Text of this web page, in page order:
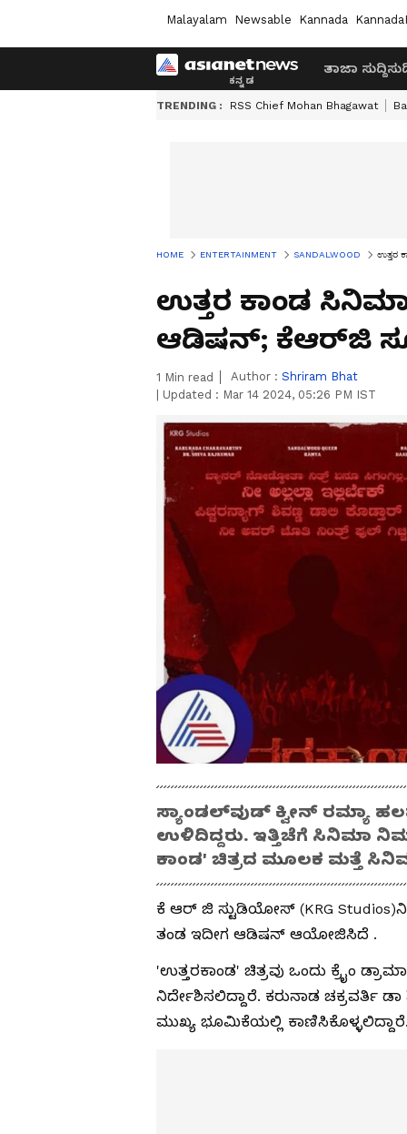
Malayalam Newsable Kannada
ತಾಜಾ ಸುದ್ದಿ
TRENDING : RSS Chief Mohan Bhagawat
HOME ENTERTAINMENT SANDALWOOD ಉತ್ತರ
ಉತ್ತರ ಕಾಂಡ
ಆಡಿಷನ್‌; ಕೆಆರ್‌ಜಿ
1 Min read Author : Shriram Bhat
Updated : Mar 14 2024, 05:26 PM IST
ಸ್ಯಾಂಡಲ್‌ವುಡ್ ಕ್ವೀನ್ ರಮ್ಯಾ
ಉಳಿದಿದ್ದರು. ಇತ್ತಿಚೆಗೆ ಸಿನಿಮಾ
ಕಾಂಡ' ಚಿತ್ರದ ಮೂಲಕ ಮತ್ತೆ
ಕೆ ಆರ್ ಜಿ ಸ್ಟುಡಿಯೋಸ್ (KRG
ತಂಡ ಇದೀಗ ಆಡಿಷನ್ ಆಯೋಜಿಸಿದೆ .
'ಉತ್ತರಕಾಂಡ' ಚಿತ್ರವು ಒಂದು ಕ್ರೈಂ
ನಿರ್ದೇಶಿಸಲಿದ್ದಾರೆ. ಕರುನಾಡ
ಮುಖ್ಯ ಭೂಮಿಕೆಯಲ್ಲಿ ಕಾಣಿಸಿಕೊಳ್ಳಲಿದ್ದಾರೆ.